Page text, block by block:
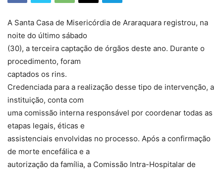
A Santa Casa de Misericórdia de Araraquara registrou, na
noite do último sábado
(30), a terceira captação de órgãos deste ano. Durante o
procedimento, foram
captados os rins.
Credenciada para a realização desse tipo de intervenção, a
instituição, conta com
uma comissão interna responsável por coordenar todas as
etapas legais, éticas e
assistenciais envolvidas no processo. Após a confirmação
de morte encefálica e a
autorização da família, a Comissão Intra-Hospitalar de